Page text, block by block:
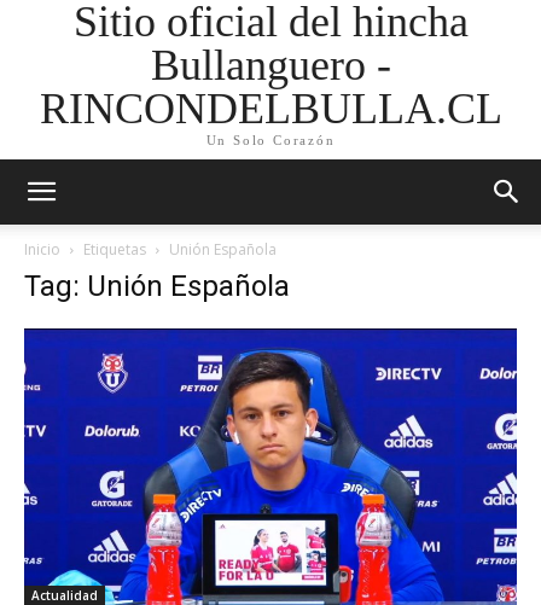
Sitio oficial del hincha
Bullanguero -
RINCONDELBULLA.CL
Un Solo Corazón
Inicio Etiquetas Unión Española
Tag: Unión Española
Actualidad